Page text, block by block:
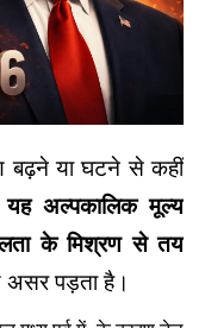
बढ़ने या घटने से कहीं
यह अल्पकालिक मूल्य
के मिश्रण से तय
असर पड़ता है।